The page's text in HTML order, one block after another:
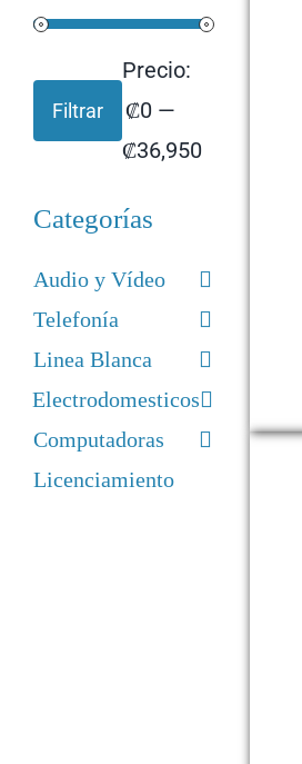
Precio
Precio
Filtrar
Precio:
₡0 —
₡36,950
Categorías
Audio y Vídeo
Telefonía
Linea Blanca
Electrodomesticos
Computadoras
Licenciamiento